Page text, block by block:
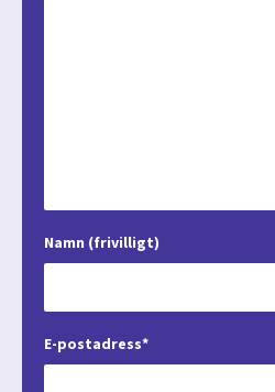
Namn (frivilligt)
E-postadress*